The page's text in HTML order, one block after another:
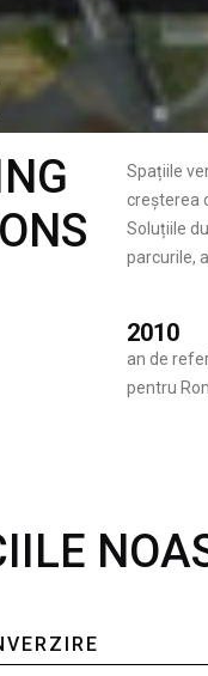
Spațiile
creșterea
Soluțiile
parcurile,
2010
an de
pentru